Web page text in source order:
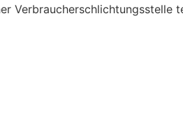
Verbraucherschlichtungsstelle